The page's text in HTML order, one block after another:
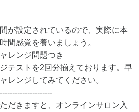
が設定されているので、実際に本
間感覚を養いましょう。
レンジ問題つき
テストを2回分揃えております。早
レンジしてみてください。
だきますと、オンラインサロン入